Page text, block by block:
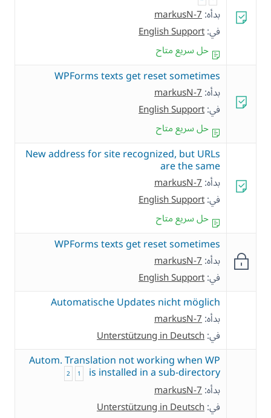
بدأه:markusN-7
في:English Support
حل سريع متاح
WPForms texts get reset sometimes
بدأه:markusN-7
في:English Support
حل سريع متاح
New address for site recognized, but URLs
are the same
بدأه:markusN-7
في:English Support
حل سريع متاح
WPForms texts get reset sometimes
بدأه:markusN-7
في:English Support
Automatische Updates nicht möglich
بدأه:markusN-7
في:Unterstützung in Deutsch
Autom. Translation not working when WP
is installed in a sub-directory
1
2
بدأه:markusN-7
في:Unterstützung in Deutsch